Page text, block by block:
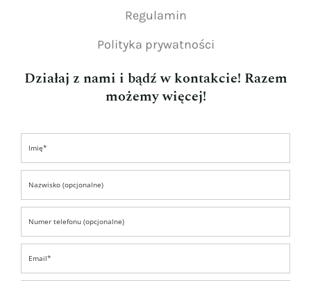
Regulamin
Polityka prywatności
Działaj z nami i bądź w kontakcie! Razem
możemy więcej!